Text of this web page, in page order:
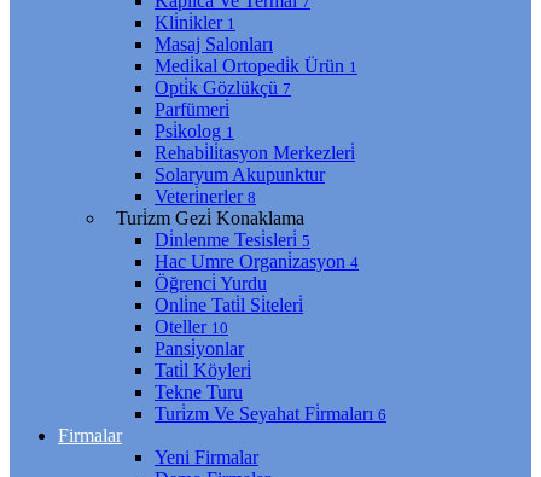
Kli̇ni̇kler 1
Masaj Salonları
Medi̇kal Ortopedi̇k Ürün 1
Opti̇k Gözlükçü 7
Parfümeri̇
Psi̇kolog 1
Rehabi̇li̇tasyon Merkezleri̇
Solaryum Akupunktur
Veteri̇nerler 8
Turi̇zm Gezi̇ Konaklama
Di̇nlenme Tesi̇sleri̇ 5
Hac Umre Organi̇zasyon 4
Öğrenci̇ Yurdu
Onli̇ne Tati̇l Si̇teleri̇
Oteller 10
Pansi̇yonlar
Tati̇l Köyleri̇
Tekne Turu
Turi̇zm Ve Seyahat Fi̇rmaları 6
Firmalar
Yeni Firmalar